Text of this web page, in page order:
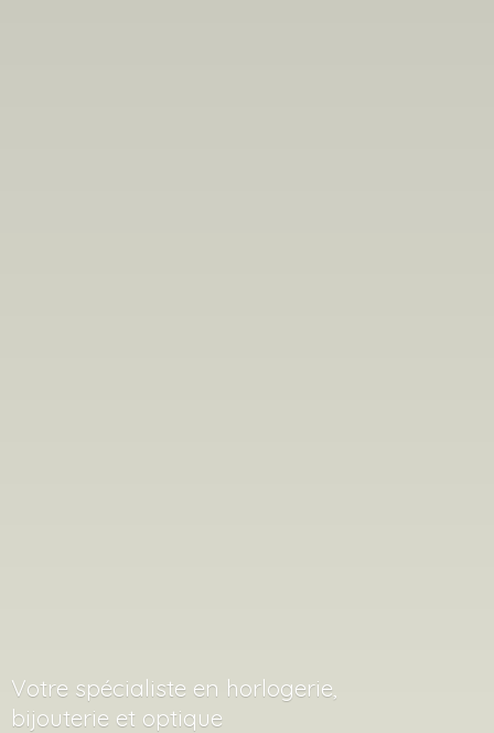
Votre spécialiste en horlogerie,
bijouterie et optique